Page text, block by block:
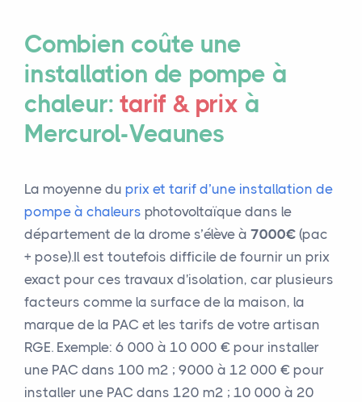
Combien coûte une
installation de pompe à
chaleur:tarif & prix à
Mercurol-Veaunes
La moyenne du prix et tarif d’une installation de
pompe à chaleurs photovoltaïque dans le
département de la drome s’élève à 7000€ (pac
+ pose).Il est toutefois difficile de fournir un prix
exact pour ces travaux d'isolation, car plusieurs
facteurs comme la surface de la maison, la
marque de la PAC et les tarifs de votre artisan
RGE. Exemple: 6 000 à 10 000 € pour installer
une PAC dans 100 m² ; 9000 à 12 000 € pour
installer une PAC dans 120 m² ; 10 000 à 20